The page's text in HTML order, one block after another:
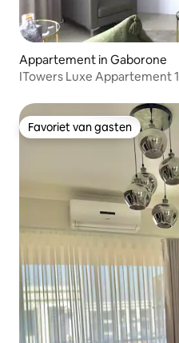
Appartement in Gaborone
ITowers Luxe Appartement 1
Favoriet van gasten
Favoriet van gasten